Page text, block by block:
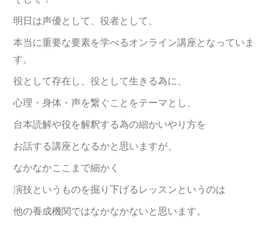
明日は声優として、役者として、
本当に重要な要素を学べるオンライン講座となっていま
す。
役として存在し、役として生きる為に、
心理・身体・声を繋ぐことをテーマとし、
台本読解や役を解釈する為の細かいやり方を
お話する講座となるかと思いますが、
なかなかここまで細かく
演技というものを掘り下げるレッスンというのは
他の養成機関ではなかなかないと思います。